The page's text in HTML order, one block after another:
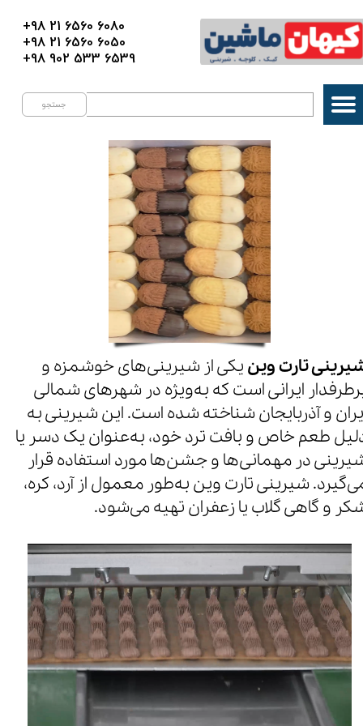
جستجو
+98 21 6560 6080
+98 21 6560 6050
+98 902 533 6539
تارت وین یکی از شیرینی‌های خوشمزه و
ایرانی است که به‌ویژه در شهرهای شمالی
و آذربایجان شناخته شده است. این شیرینی به
طعم خاص و بافت ترد خود، به‌عنوان یک دسر یا
در مهمانی‌ها و جشن‌ها مورد استفاده قرار
شیرینی تارت وین به‌طور معمول از آرد، کره،
و گاهی گلاب یا زعفران تهیه می‌شود.